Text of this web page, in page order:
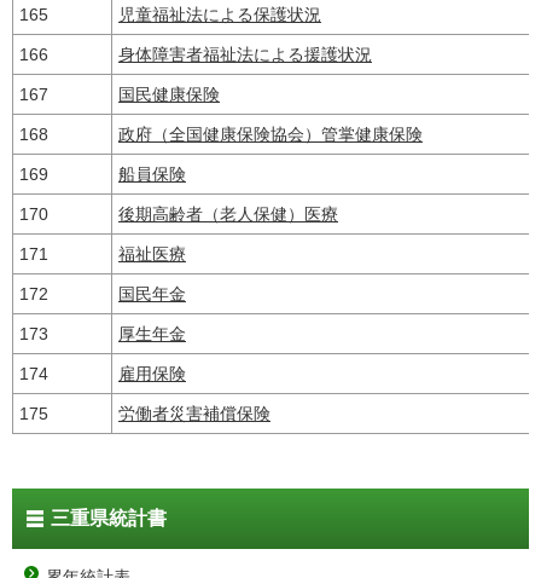
165 児童福祉法による保護状況
166 身体障害者福祉法による援護状況
167 国民健康保険
168 政府（全国健康保険協会）管掌健康保険
169 船員保険
170 後期高齢者（老人保健）医療
171 福祉医療
172 国民年金
173 厚生年金
174 雇用保険
175 労働者災害補償保険
三重県統計書